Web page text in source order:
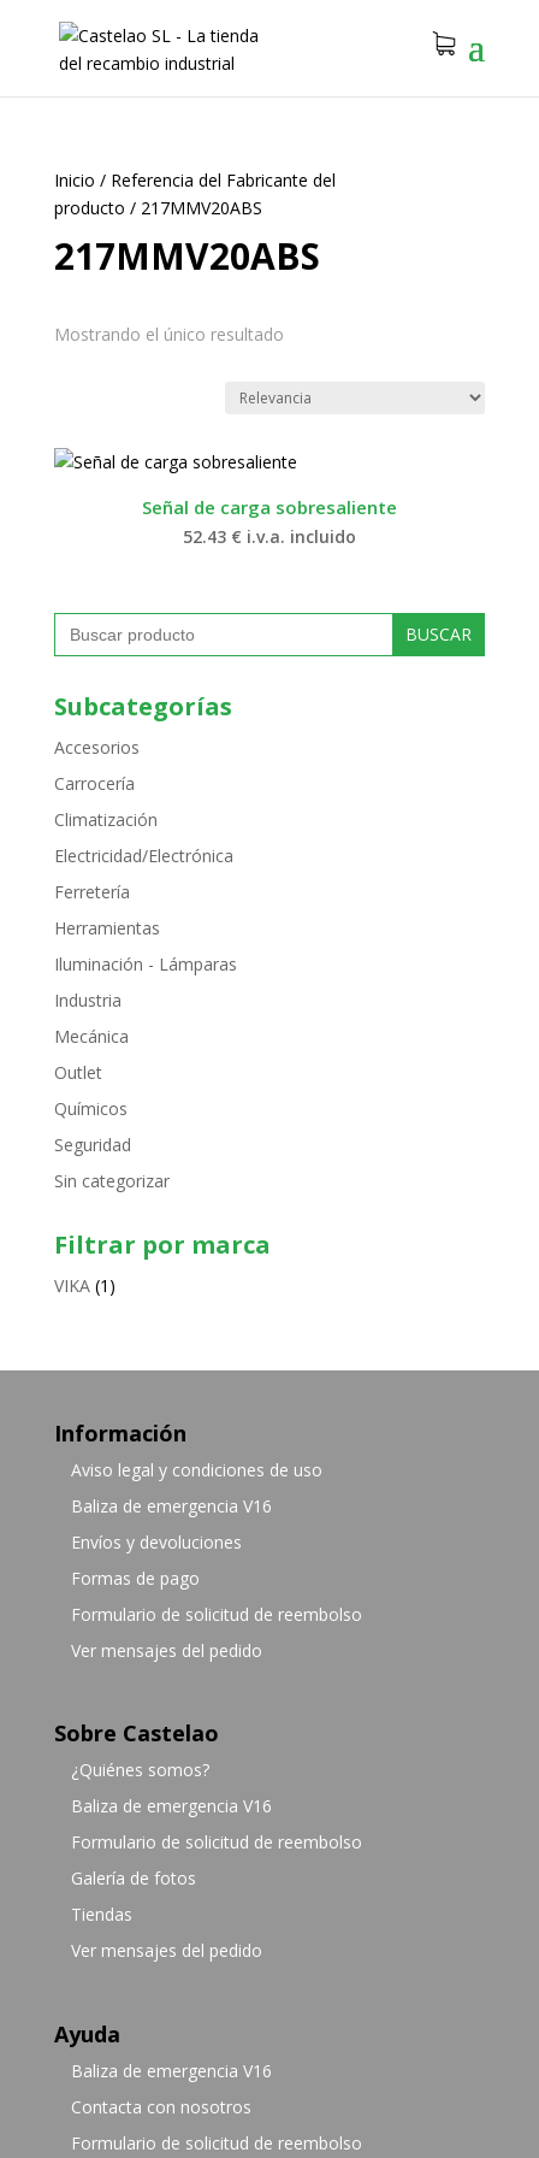
Inicio / Referencia del Fabricante del
producto / 217MMV20ABS
217MMV20ABS
Mostrando el único resultado
Señal de carga sobresaliente
52.43 € i.v.a. incluido
Buscar:
Subcategorías
Accesorios
Carrocería
Climatización
Electricidad/Electrónica
Ferretería
Herramientas
Iluminación - Lámparas
Industria
Mecánica
Outlet
Químicos
Seguridad
Sin categorizar
Filtrar por marca
VIKA (1)
Información
Aviso legal y condiciones de uso
Baliza de emergencia V16
Envíos y devoluciones
Formas de pago
Formulario de solicitud de reembolso
Ver mensajes del pedido
Sobre Castelao
¿Quiénes somos?
Baliza de emergencia V16
Formulario de solicitud de reembolso
Galería de fotos
Tiendas
Ver mensajes del pedido
Ayuda
Baliza de emergencia V16
Contacta con nosotros
Formulario de solicitud de reembolso